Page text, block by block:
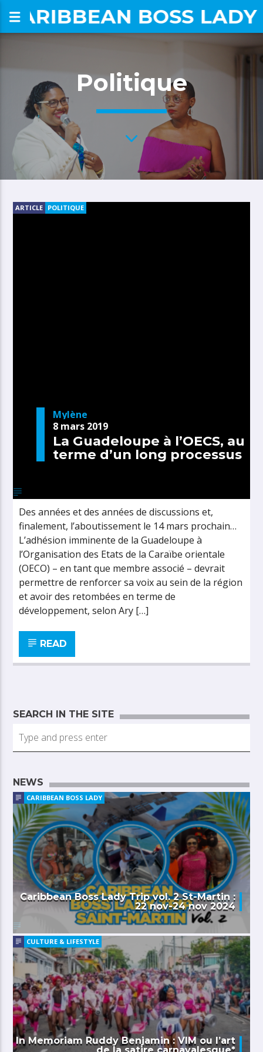
CARIBBEAN BOSS LADY
Politique
ARTICLE POLITIQUE
Mylène
8 mars 2019
La Guadeloupe à l’OECS, au
terme d’un long processus
Des années et des années de discussions et,
finalement, l’aboutissement le 14 mars prochain…
L’adhésion imminente de la Guadeloupe à
l’Organisation des Etats de la Caraïbe orientale
(OECO) – en tant que membre associé – devrait
permettre de renforcer sa voix au sein de la région
et avoir des retombées en terme de
développement, selon Ary […]
READ
SEARCH IN THE SITE
NEWS
CARIBBEAN BOSS LADY
Caribbean Boss Lady Trip vol. 2 St-Martin :
22 nov-24 nov 2024
CULTURE & LIFESTYLE
In Memoriam Ruddy Benjamin : VIM ou l’art
de la satire carnavalesque*